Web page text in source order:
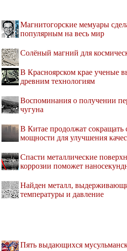
Магнитогорские мемуары
популярным на весь мир
Солёный магний для
В Красноярском крае ученые
древним технологиям
Воспоминания о получении
чугуна
В Китае продолжат сокращать
мощности для улучшения
Спасти металлические
коррозии поможет
Найден металл,
температуры и давление
Пять выдающихся